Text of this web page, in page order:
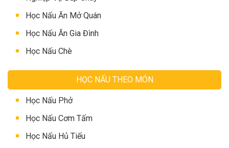
Học Nấu Ăn Mở Quán
Học Nấu Ăn Gia Đình
Học Nấu Chè
HỌC NẤU THEO MÓN
Học Nấu Phở
Học Nấu Cơm Tấm
Học Nấu Hủ Tiếu